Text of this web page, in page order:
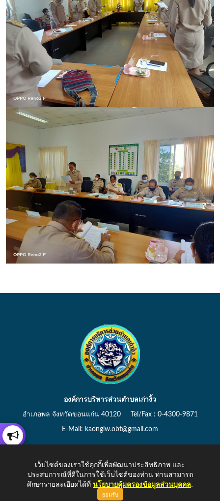
องค์การบริหารส่วนตำบลเก่างิ้ว
อำเภอพล จังหวัดขอนแก่น 40120 Tel/Fax : 0-4300-9871
E-Mail: kaongiw.obt@gmail.com
Copyright © 2026 All Right Resive http://www.kaongiw.go.th
เว็บไซต์ของเราใช้คุกกี้เพื่อพัฒนาประสิทธิภาพ และ
ประสบการณ์ที่ดีในการใช้เว็บไซต์ของท่าน ท่านสามารถ
ศึกษารายละเอียดได้ที่ นโยบายคุ้มครองข้อมูลส่วนบุคคล.
ยอมรับ